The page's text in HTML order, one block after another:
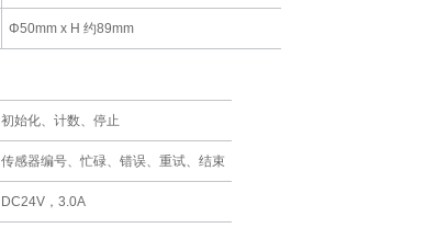
Φ50mm x H 约89mm
初始化、计数、停止
传感器编号、忙碌、错误、重试、结束
DC24V，3.0A